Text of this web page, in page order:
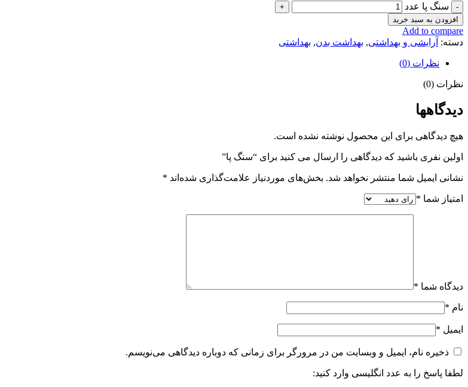
سنگ پا عدد
افزودن به سبد خرید
Add to compare
دسته: آرایشی و بهداشتی, بهداشت بدن, بهداشتی
نظرات (0)
نظرات (0)
دیدگاهها
هیچ دیدگاهی برای این محصول نوشته نشده است.
اولین نفری باشید که دیدگاهی را ارسال می کنید برای “سنگ پا”
نشانی ایمیل شما منتشر نخواهد شد. بخش‌های موردنیاز علامت‌گذاری شده‌اند *
امتیاز شما *
دیدگاه شما *
نام *
ایمیل *
ذخیره نام، ایمیل و وبسایت من در مرورگر برای زمانی که دوباره دیدگاهی می‌نویسم.
لطفا پاسخ را به عدد انگلیسی وارد کنید: